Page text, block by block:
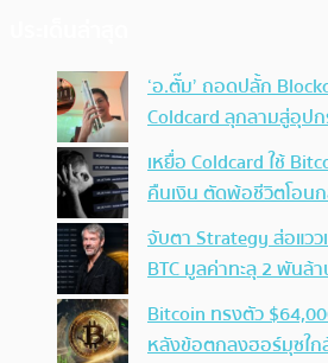
‘อ.ตั๊ม’ ถอดปลั้ก
Coldcard ลุกลามสู่อุป
เหยื่อ Coldcard ใช้
คืนเงิน ตัดพ้อชีวิตโอน
จับตา Strategy ส่อแว
BTC มูลค่าทะลุ 2 พันล้
Bitcoin ทรงตัว
หลังข้อตกลงฮอร์มุซใ